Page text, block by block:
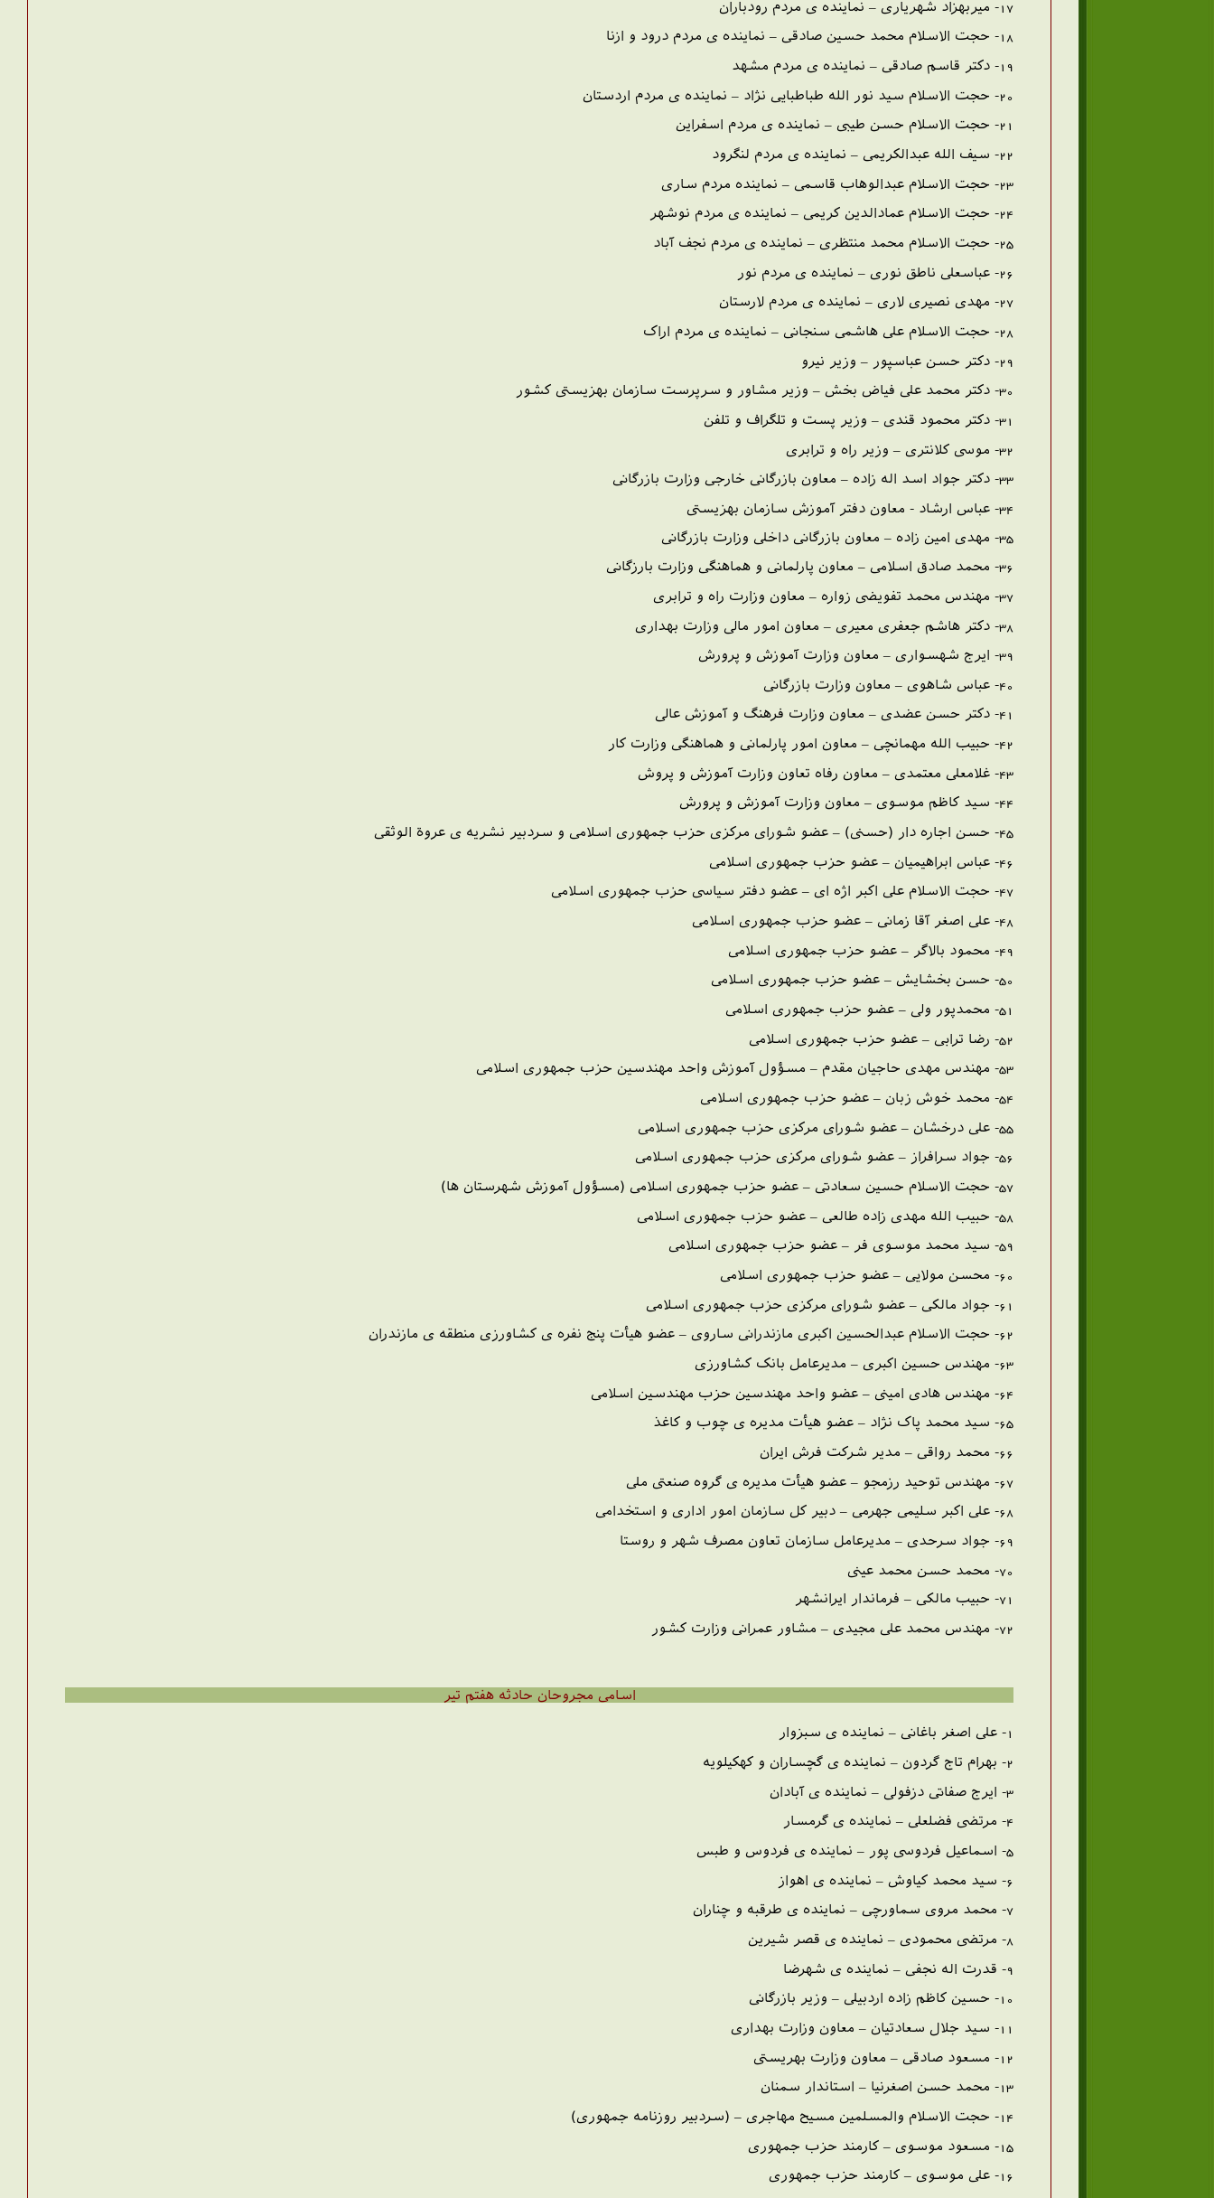
17- میربهزاد شهریاری – نماینده ی مردم رودباران
18- حجت الاسلام محمد حسین صادقی – نماینده ی مردم درود و ازنا
19- دکتر قاسم صادقی – نماینده ی مردم مشهد
20- حجت الاسلام سید نور الله طباطبایی نژاد – نماینده ی مردم اردستان
21- حجت الاسلام حسن طیبی – نماینده ی مردم اسفراین
22- سیف الله عبدالکریمی – نماینده ی مردم لنگرود
23- حجت الاسلام عبدالوهاب قاسمی – نماینده مردم ساری
24- حجت الاسلام عمادالدین کریمی – نماینده ی مردم نوشهر
25- حجت الاسلام محمد منتظری – نماینده ی مردم نجف آباد
26- عباسعلی ناطق نوری – نماینده ی مردم نور
27- مهدی نصیری لاری – نماینده ی مردم لارستان
28- حجت الاسلام علی هاشمی سنجانی – نماینده ی مردم اراک
29- دکتر حسن عباسپور – وزیر نیرو
30- دکتر محمد علی فیاض بخش – وزیر مشاور و سرپرست سازمان بهزیستی کشور
31- دکتر محمود قندی – وزیر پست و تلگراف و تلفن
32- موسی کلانتری – وزیر راه و ترابری
33- دکتر جواد اسد اله زاده – معاون بازرگانی خارجی وزارت بازرگانی
34- عباس ارشاد - معاون دفتر آموزش سازمان بهزیستی
35- مهدی امین زاده – معاون بازرگانی داخلی وزارت بازرگانی
36- محمد صادق اسلامی – معاون پارلمانی و هماهنگی وزارت بارزگانی
37- مهندس محمد تفویضی زواره – معاون وزارت راه و ترابری
38- دکتر هاشم جعفری معیری – معاون امور مالی وزارت بهداری
39- ایرج شهسواری – معاون وزارت آموزش و پرورش
40- عباس شاهوی – معاون وزارت بازرگانی
41- دکتر حسن عضدی – معاون وزارت فرهنگ و آموزش عالی
42- حبیب الله مهمانچی – معاون امور پارلمانی و هماهنگی وزارت کار
43- غلامعلی معتمدی – معاون رفاه تعاون وزارت آموزش و پروش
44- سید کاظم موسوی – معاون وزارت آموزش و پرورش
45- حسن اجاره دار (حسنی) – عضو شورای مرکزی حزب جمهوری اسلامی و سردبیر نشریه ی عروة الوثقی
46- عباس ابراهیمیان – عضو حزب جمهوری اسلامی
47- حجت الاسلام علی اکبر اژه ای – عضو دفتر سیاسی حزب جمهوری اسلامی
48- علی اصغر آقا زمانی – عضو حزب جمهوری اسلامی
49- محمود بالاگر – عضو حزب جمهوری اسلامی
50- حسن بخشایش – عضو حزب جمهوری اسلامی
51- محمدپور ولی – عضو حزب جمهوری اسلامی
52- رضا ترابی – عضو حزب جمهوری اسلامی
53- مهندس مهدی حاجیان مقدم – مسؤول آموزش واحد مهندسین حزب جمهوری اسلامی
54- محمد خوش زبان – عضو حزب جمهوری اسلامی
55- علی درخشان – عضو شورای مرکزی حزب جمهوری اسلامی
56- جواد سرافراز – عضو شورای مرکزی حزب جمهوری اسلامی
57- حجت الاسلام حسین سعادتی – عضو حزب جمهوری اسلامی (مسؤول آموزش شهرستان ها)
58- حبیب الله مهدی زاده طالعی – عضو حزب جمهوری اسلامی
59- سید محمد موسوی فر – عضو حزب جمهوری اسلامی
60- محسن مولایی – عضو حزب جمهوری اسلامی
61- جواد مالکی – عضو شورای مرکزی حزب جمهوری اسلامی
62- حجت الاسلام عبدالحسین اکبری مازندرانی ساروی – عضو هیأت پنج نفره ی کشاورزی منطقه ی مازندران
63- مهندس حسین اکبری – مدیرعامل بانک کشاورزی
64- مهندس هادی امینی – عضو واحد مهندسین حزب مهندسین اسلامی
65- سید محمد پاک نژاد – عضو هیأت مدیره ی چوب و کاغذ
66- محمد رواقی – مدیر شرکت فرش ایران
67- مهندس توحید رزمجو – عضو هیأت مدیره ی گروه صنعتی ملی
68- علی اکبر سلیمی جهرمی – دبیر کل سازمان امور اداری و استخدامی
69- جواد سرحدی – مدیرعامل سازمان تعاون مصرف شهر و روستا
70- محمد حسن محمد عینی
71- حبیب مالکی – فرماندار ایرانشهر
72- مهندس محمد علی مجیدی – مشاور عمرانی وزارت کشور
اسامی مجروحان حادثه هفتم تیر
1- علی اصغر باغانی – نماینده ی سبزوار
2- بهرام تاج گردون – نماینده ی گچساران و کهکیلویه
3- ایرج صفاتی دزفولی – نماینده ی آبادان
4- مرتضی فضلعلی – نماینده ی گرمسار
5- اسماعیل فردوسی پور – نماینده ی فردوس و طبس
6- سید محمد کیاوش – نماینده ی اهواز
7- محمد مروی سماورچی – نماینده ی طرقبه و چناران
8- مرتضی محمودی – نماینده ی قصر شیرین
9- قدرت اله نجفی – نماینده ی شهرضا
10- حسین کاظم زاده اردبیلی – وزیر بازرگانی
11- سید جلال سعادتیان – معاون وزارت بهداری
12- مسعود صادقی – معاون وزارت بهریستی
13- محمد حسن اصغرنیا – استاندار سمنان
14- حجت الاسلام والمسلمین مسیح مهاجری – (سردبیر روزنامه جمهوری)
15- مسعود موسوی – کارمند حزب جمهوری
16- علی موسوی – کارمند حزب جمهوری